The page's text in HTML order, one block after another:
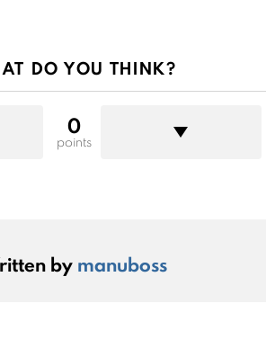
DO YOU THINK?
0
points
by manuboss